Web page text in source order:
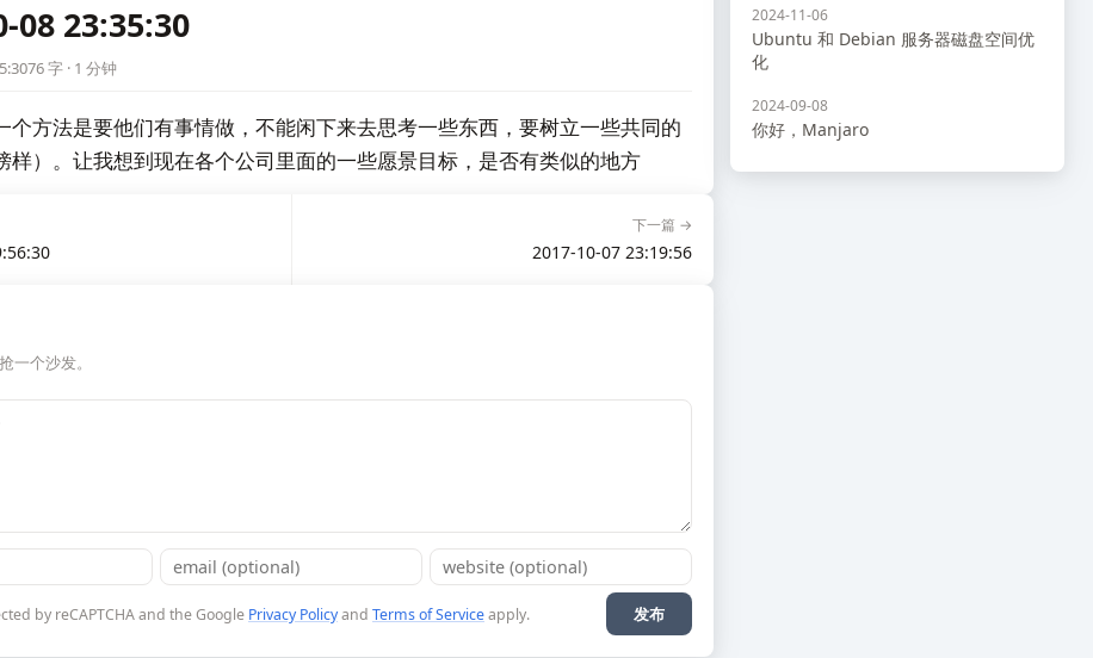
08 23:35:30
76 字 · 1 分钟
个方法是要他们有事情做，不能闲下来去思考一些东西，要树立一些共同的
样）。让我想到现在各个公司里面的一些愿景目标，是否有类似的地方
下一篇 →
2017-10-07 23:19:56
一个沙发。
by reCAPTCHA and the Google Privacy Policyand Terms of Serviceapply. 发布
2024-11-06
Ubuntu 和 Debian 服务器磁盘空间优
化
2024-09-08
你好，Manjaro